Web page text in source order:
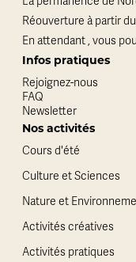
Réouverture à partir
En attendant , vous
Infos pratiques
Rejoignez-nous
FAQ
Newsletter
Nos activités
Cours d'été
Culture et Sciences
Nature et
Activités créatives
Activités pratiques